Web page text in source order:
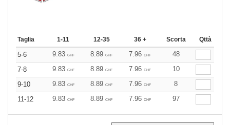
Taglia 1-11 12-35 36 + Scorta Qttà
5-6 9.83 CHF 8.89 CHF 7.96 CHF
48
7-8
9.83 CHF 8.89 CHF 7.96 CHF
10
9-10
9.83 CHF 8.89 CHF 7.96 CHF
8
11-12
9.83 CHF 8.89 CHF 7.96 CHF 97